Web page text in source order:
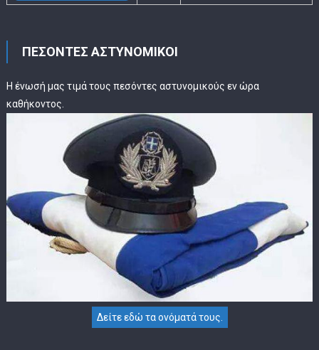
ΠΕΣΟΝΤΕΣ ΑΣΤΥΝΟΜΙΚΟΙ
Η ένωσή μας τιμά τους πεσόντες αστυνομικούς εν ώρα
καθήκοντος.
Δείτε εδώ τα ονόματά τους.